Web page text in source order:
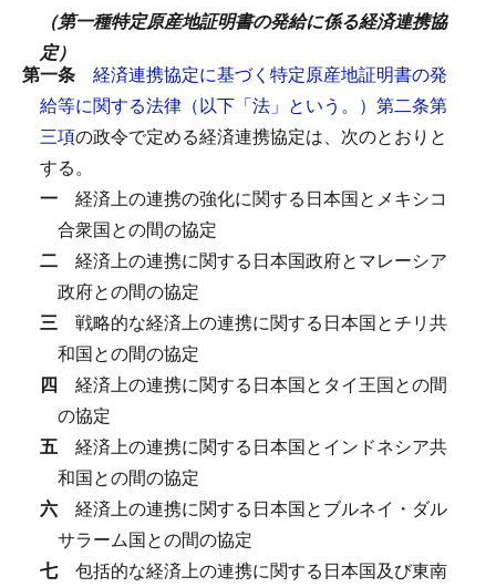
（第一種特定原産地証明書の発給に係る経済連携協
定）
第一条 経済連携協定に基づく特定原産地証明書の発
給等に関する法律（以下「法」という。）第二条第
三項の政令で定める経済連携協定は、次のとおりと
する。
一 経済上の連携の強化に関する日本国とメキシコ
合衆国との間の協定
二 経済上の連携に関する日本国政府とマレーシア
政府との間の協定
三 戦略的な経済上の連携に関する日本国とチリ共
和国との間の協定
四 経済上の連携に関する日本国とタイ王国との間
の協定
五 経済上の連携に関する日本国とインドネシア共
和国との間の協定
六 経済上の連携に関する日本国とブルネイ・ダル
サラーム国との間の協定
七 包括的な経済上の連携に関する日本国及び東南